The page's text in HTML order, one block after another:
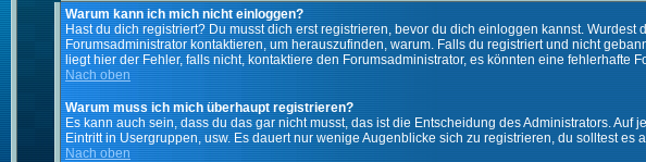
Warum kann ich mich nicht einloggen?
Hast du dich registriert? Du musst dich erst registrieren, bevor du dich einloggen kannst.
Forumsadministrator kontaktieren, um herauszufinden, warum. Falls du registriert und nicht
liegt hier der Fehler, falls nicht, kontaktiere den Forumsadministrator, es könnten eine fehlerhafte
Nach oben
Warum muss ich mich überhaupt registrieren?
Es kann auch sein, dass du das gar nicht musst, das ist die Entscheidung des Administrators.
Eintritt in Usergruppen, usw. Es dauert nur wenige Augenblicke sich zu registrieren, du solltest es
Nach oben